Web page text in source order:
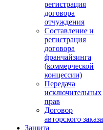
регистрация
договора
отчуждения
Составление и
регистрация
договора
франчайзинга
(коммерческой
концессии)
Передача
исключительных
прав
Договор
авторского заказа
Защита